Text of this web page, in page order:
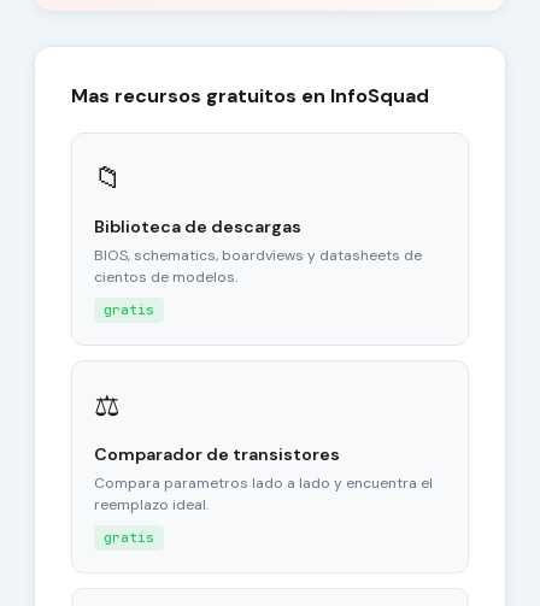
Mas recursos gratuitos en InfoSquad
📁
Biblioteca de descargas
BIOS, schematics, boardviews y datasheets de
cientos de modelos.
gratis
⚖
Comparador de transistores
Compara parametros lado a lado y encuentra el
reemplazo ideal.
gratis